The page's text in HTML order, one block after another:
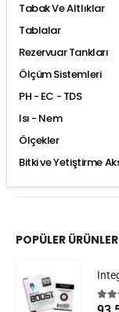
Tabak Ve Altlıklar
Tablalar
Rezervuar Tankları
Ölçüm Sistemleri
PH - EC - TDS
Isı - Nem
Ölçekler
Bitki ve Yetiştirme
POPÜLER ÜRÜNLER